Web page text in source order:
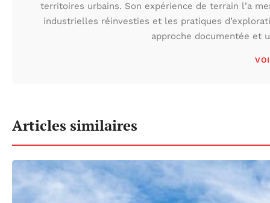
territoires urbains. Son expérience de terrain l’a
industrielles réinvesties et les pratiques
approche documentée et
Articles similaires